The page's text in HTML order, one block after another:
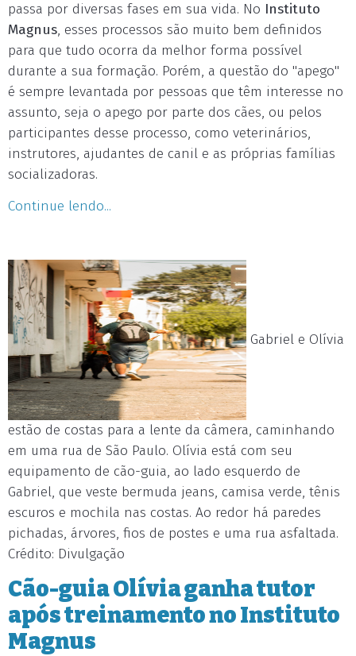
passa por diversas fases em sua vida. No Instituto
Magnus, esses processos são muito bem definidos
para que tudo ocorra da melhor forma possível
durante a sua formação. Porém, a questão do "apego"
é sempre levantada por pessoas que têm interesse no
assunto, seja o apego por parte dos cães, ou pelos
participantes desse processo, como veterinários,
instrutores, ajudantes de canil e as próprias famílias
socializadoras.
Continue lendo...
Gabriel e Olívia
estão de costas para a lente da câmera, caminhando
em uma rua de São Paulo. Olívia está com seu
equipamento de cão-guia, ao lado esquerdo de
Gabriel, que veste bermuda jeans, camisa verde, tênis
escuros e mochila nas costas. Ao redor há paredes
pichadas, árvores, fios de postes e uma rua asfaltada.
Crédito: Divulgação
Cão-guia Olívia ganha tutor
após treinamento no Instituto
Magnus